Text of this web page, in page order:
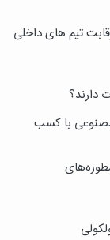
میزبانی المپیک فناوری ۲۰۲۶/ رقابت تیم های داخلی
دارند؟
با کسب